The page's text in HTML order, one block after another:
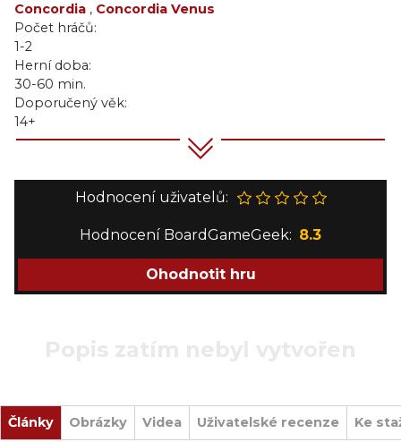
Concordia , Concordia Venus
Počet hráčů:
1-2
Herní doba:
30-60 min.
Doporučený věk:
14+
Hodnocení uživatelů:
Hodnocení BoardGameGeek: 8.3
Ohodnotit hru
Články Obrázky Videa Uživatelské recenze Ke